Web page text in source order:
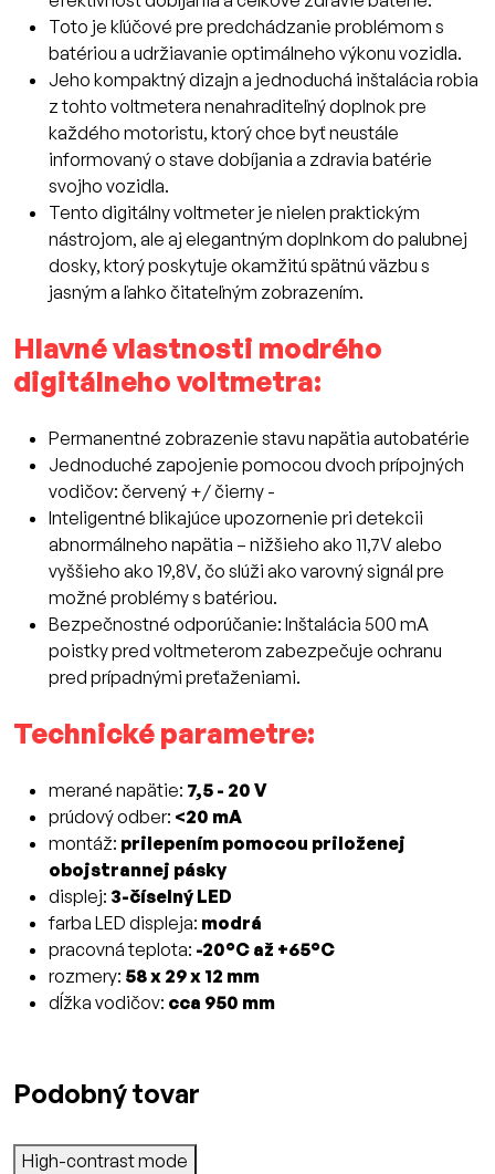
Toto je kľúčové pre predchádzanie problémom s
batériou a udržiavanie optimálneho výkonu vozidla.
Jeho kompaktný dizajn a jednoduchá inštalácia robia
z tohto voltmetera nenahraditeľný doplnok pre
každého motoristu, ktorý chce byť neustále
informovaný o stave dobíjania a zdravia batérie
svojho vozidla.
Tento digitálny voltmeter je nielen praktickým
nástrojom, ale aj elegantným doplnkom do palubnej
dosky, ktorý poskytuje okamžitú spätnú väzbu s
jasným a ľahko čitateľným zobrazením.
Hlavné vlastnosti modrého
digitálneho voltmetra:
Permanentné zobrazenie stavu napätia autobatérie
Jednoduché zapojenie pomocou dvoch prípojných
vodičov: červený +/ čierny -
Inteligentné blikajúce upozornenie pri detekcii
abnormálneho napätia – nižšieho ako 11,7V alebo
vyššieho ako 19,8V, čo slúži ako varovný signál pre
možné problémy s batériou.
Bezpečnostné odporúčanie: Inštalácia 500 mA
poistky pred voltmeterom zabezpečuje ochranu
pred prípadnými preťaženiami.
Technické parametre:
merané napätie: 7,5 - 20 V
prúdový odber: <20 mA
montáž: prilepením pomocou priloženej
obojstrannej pásky
displej: 3-číselný LED
farba LED displeja: modrá
pracovná teplota: -20°C až +65°C
rozmery: 58 x 29 x 12 mm
dĺžka vodičov: cca 950 mm
Podobný tovar
High-contrast mode